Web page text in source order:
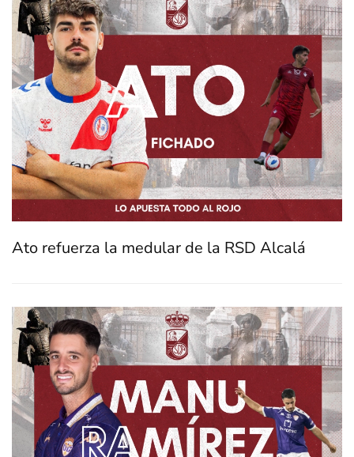
Ato refuerza la medular de la RSD Alcalá